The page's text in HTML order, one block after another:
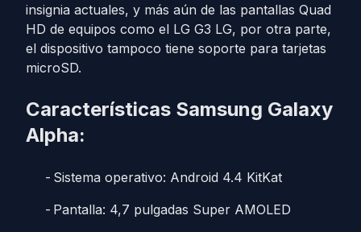
insignia actuales, y más aún de las pantallas Quad
HD de equipos como el LG G3 LG, por otra parte,
el dispositivo tampoco tiene soporte para tarjetas
microSD.
Características Samsung Galaxy
Alpha:
Sistema operativo: Android 4.4 KitKat
Pantalla: 4,7 pulgadas Super AMOLED